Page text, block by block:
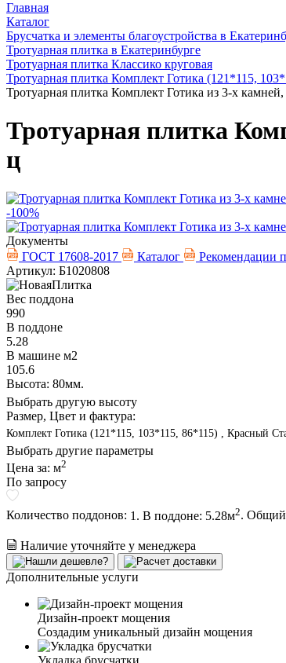
Главная
Каталог
Брусчатка и элементы благоустройства в
Тротуарная плитка в Екатеринбурге
Тротуарная плитка Классико круговая
Тротуарная плитка Комплект Готика (121*115,
Тротуарная плитка Комплект Готика из 3-х
Тротуарная плитка
ц
-100%
Документы
ГОСТ 17608-2017
Каталог
Рекомендации
Артикул: Б1020808
Вес поддона
990
В поддоне
5.28
В машине м2
105.6
Высота: 80мм.
Выбрать другую высоту
Размер, Цвет и фактура:
Комплект Готика (121*115, 103*115, 86*115) , Красный
Выбрать другие параметры
Цена за: м2
По запросу
Количество поддонов: 1. В поддоне: 5.28м2. Общий
Наличие уточняйте у менеджера
Дополнительные услуги
Дизайн-проект мощения
Создадим уникальный дизайн мощения
Укладка брусчатки